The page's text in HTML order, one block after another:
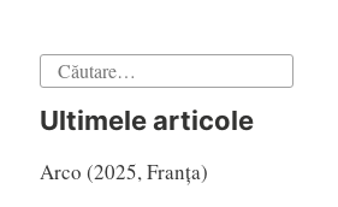
Caută
Ultimele articole
Arco (2025, Franța)